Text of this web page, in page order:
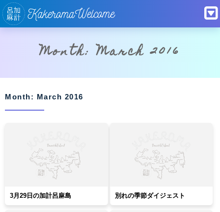
Month: March 2016
Month: March 2016
3月29日の加計呂麻島 別れの季節ダイジェスト